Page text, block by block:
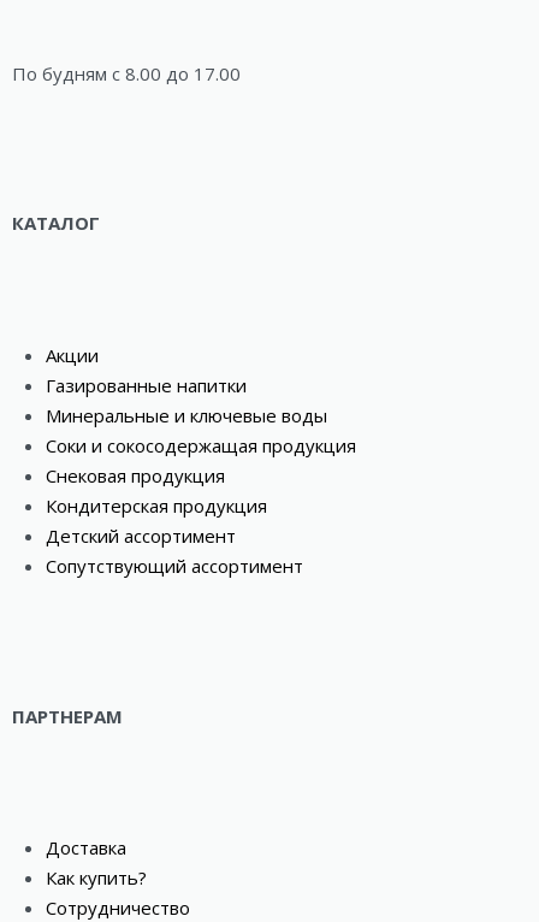
По будням c 8.00 до 17.00
КАТАЛОГ
Акции
Газированные напитки
Минеральные и ключевые воды
Соки и сокосодержащая продукция
Снековая продукция
Кондитерская продукция
Детский ассортимент
Сопутствующий ассортимент
ПАРТНЕРАМ
Доставка
Как купить?
Сотрудничество